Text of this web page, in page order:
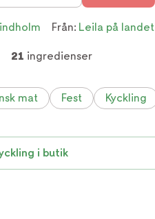
Från: Leila på landet
21 ingredienser
mat Fest Kyckling
i butik